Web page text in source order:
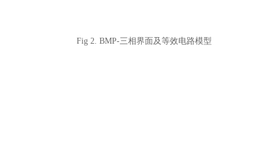
Fig 2. BMP-三相界面及等效电路模型